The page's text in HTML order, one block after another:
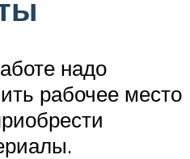
надо
рабочее место